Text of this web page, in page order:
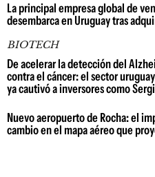
La principal empresa global de
desembarca en Uruguay tras
BIOTECH
De acelerar la detección del
contra el cáncer: el sector
ya cautivó a inversores como
Nuevo aeropuerto de Rocha: el
cambio en el mapa aéreo que